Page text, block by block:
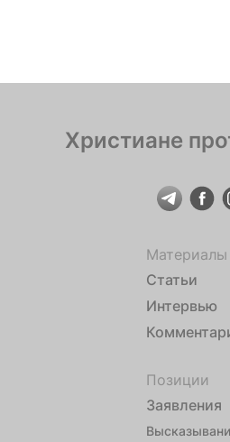
Христиане
Материалы
Статьи
Интервью
Позиции
Заявления